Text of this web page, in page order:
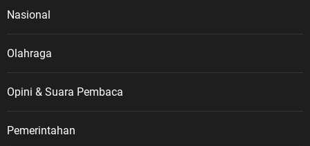
Nasional
Olahraga
Opini & Suara Pembaca
Pemerintahan